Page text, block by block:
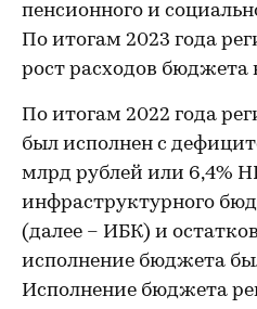
пенсионного и
По итогам 2023 года
рост расходов бюджета
По итогам 2022 года
был исполнен с
млрд рублей или 6,4%
инфраструктурного
(далее – ИБК) и
исполнение бюджета
Исполнение бюджета